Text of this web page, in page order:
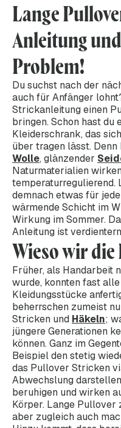
Lange
Anleitung
Problem!
Du suchst nach der
auch für Anfänger
Strickanleitung einen
bringen. Schon hast du
Kleiderschrank, das
über tragen lässt.
Wolle, glänzender
Naturmaterialien
temperaturregulierend.
demnach etwas für
wärmende Schicht im
Wirkung im Sommer.
Anleitung ist
Wieso wir
Früher, als Handarbeit
wurde, konnten fast
Kleidungsstücke
beherrschen zumeist
Stricken und Häkeln;
jüngere Generationen
können. Ganz im
Beispiel den stetig
das Pullover Stricken
Abwechslung
beruhigen und wirken
Körper. Lange Pullover
aber zugleich auch